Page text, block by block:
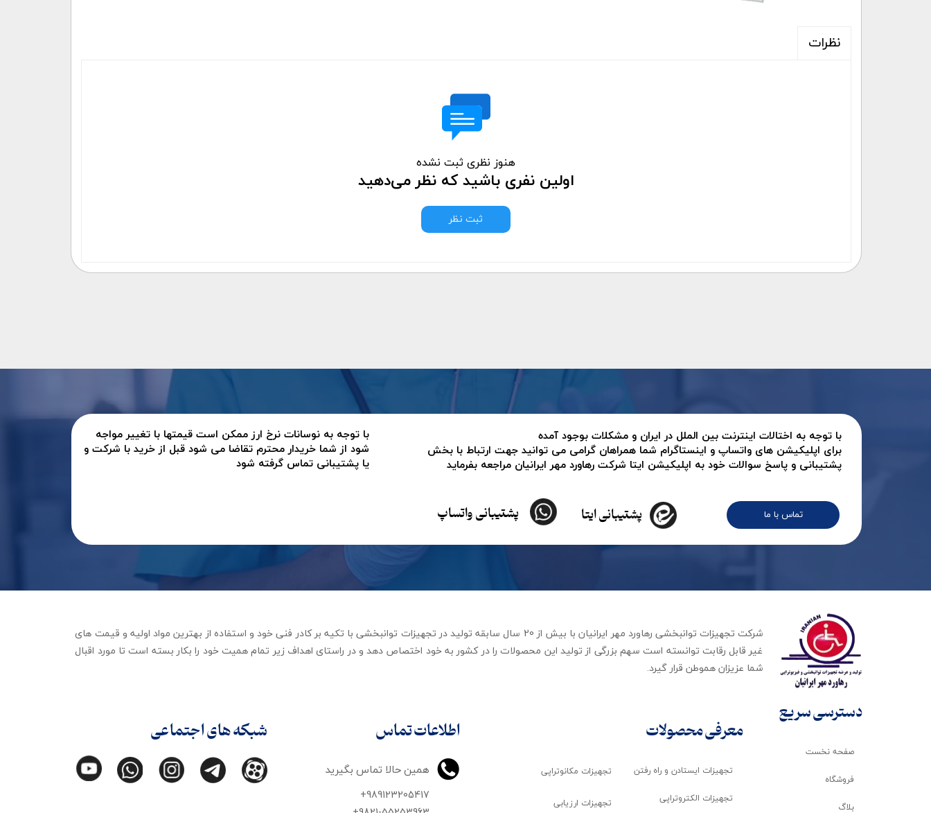
نظرات
هنوز نظری ثبت نشده
اولین نفری باشید که نظر می‌دهید
ثبت نظر
تماس با ما
با توجه به اختالات اینترنت بین الملل در ایران و مشکلات بوجود آمده
برای اپلیکیشن های واتساپ و اینستاگرام شما همراهان گرامی می توانید جهت ارتباط با بخش
پشتیبانی و پاسخ سوالات خود به اپلیکیشن ایتا شرکت رهاورد مهر ایرانیان مراجعه بفرماید
پشتیبانی ایتا پشتیبانی واتساپ
با توجه به نوسانات نرخ ارز ممکن است قیمتها با تغییر مواجه
شود از شما خریدار محترم تقاضا می شود قبل از خرید با شرکت و
یا پشتیبانی تماس گرفته شود
اطلاعات تماس
همین حالا تماس بگیرید
+989123205417
شرکت تجهیزات توانبخشی رهاورد مهر ایرانیان با بیش از 20 سال سابقه تولید در تجهیزات توانبخشی با تکیه بر کادر فنی خود و استفاده از بهترین مواد اولیه و قیمت های
غیر قابل رقابت توانسته است سهم بزرگی از تولید این محصولات را در کشور به خود اختصاص دهد و در راستای اهداف زیر تمام همیت خود را بکار بسته است تا مورد اقبال
شما عزیزان هموطن قرار گیرد​​​​​​​.
تجهیزات ایستادن و راه رفتن
تجهیزات الکتروتراپی
صفحه نخست
فروشگاه
بلاگ
تجهیزات مکانوتراپی
تجهیزات ارزیابی
دسترسی سریع
معرفی محصولات شبکه های اجتماعی